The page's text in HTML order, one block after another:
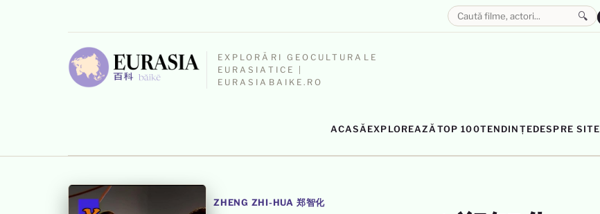
EXPLORĂRI GEOCULTURALE
EURASIATICE |
EURASIABAIKE.RO
ACASĂ EXPLOREAZĂ TOP 100TENDINȚEDESPRE SITE
🔍
ZHENG ZHI-HUA 郑智化